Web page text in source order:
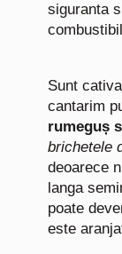
siguranta
Sunt
cantarim
rumeguș
brichetele
deoarece
langa
poate
este